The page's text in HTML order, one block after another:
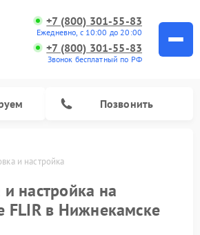
+7 (800) 301-55-83
Ежедневно, с 10:00 до 20:00
+7 (800) 301-55-83
Звонок бесплатный по РФ
Позвонить
и настройка
настройка на
FLIR в Нижнекамске